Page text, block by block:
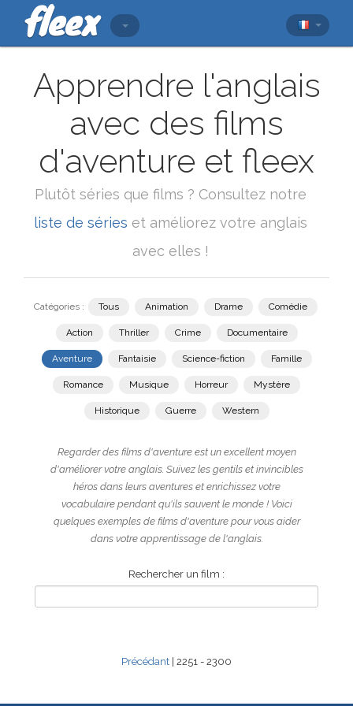
Apprendre l'anglais
avec des films
d'aventure et fleex
Plutôt séries que films ? Consultez notre
liste de séries et améliorez votre anglais
avec elles !
Catégories : Tous Animation Drame Comédie
Action Thriller Crime Documentaire
Aventure Fantaisie Science-fiction Famille
Romance Musique Horreur Mystère
Historique Guerre Western
Regarder des films d'aventure est un excellent moyen
d'améliorer votre anglais. Suivez les gentils et invincibles
héros dans leurs aventures et enrichissez votre
vocabulaire pendant qu'ils sauvent le monde ! Voici
quelques exemples de films d'aventure pour vous aider
dans votre apprentissage de l'anglais.
Rechercher un film :
Précédant | 2251 - 2300